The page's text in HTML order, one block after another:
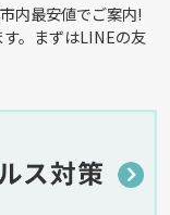
内最安値でご案内!
。まずはLINEの友